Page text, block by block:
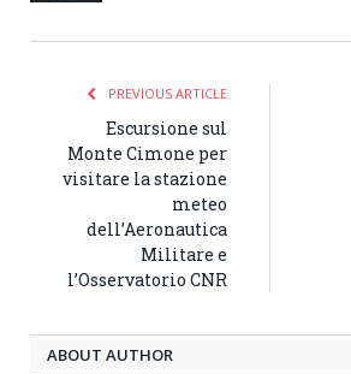
PREVIOUS ARTICLE
Escursione sul
Monte Cimone per
visitare la stazione
meteo
dell’Aeronautica
Militare e
l’Osservatorio CNR
ABOUT AUTHOR